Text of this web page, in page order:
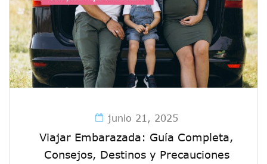
junio 21, 2025
Viajar Embarazada: Guía Completa,
Consejos, Destinos y Precauciones